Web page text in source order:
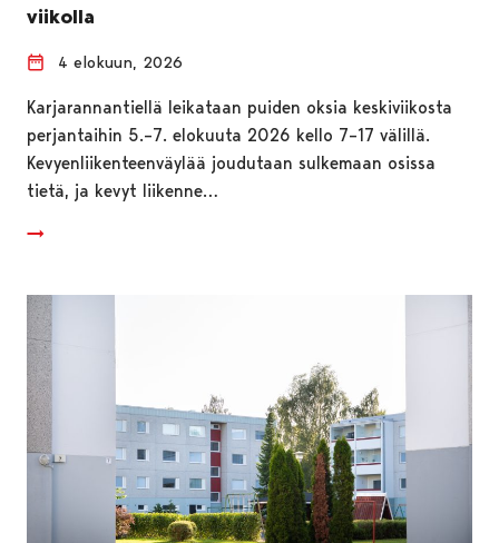
viikolla
4 elokuun, 2026
Karjarannantiellä leikataan puiden oksia keskiviikosta
perjantaihin 5.–7. elokuuta 2026 kello 7–17 välillä.
Kevyenliikenteenväylää joudutaan sulkemaan osissa
tietä, ja kevyt liikenne…